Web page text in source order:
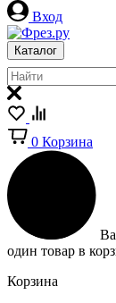
Вход
Каталог
0 Корзина
один товар в
Корзина